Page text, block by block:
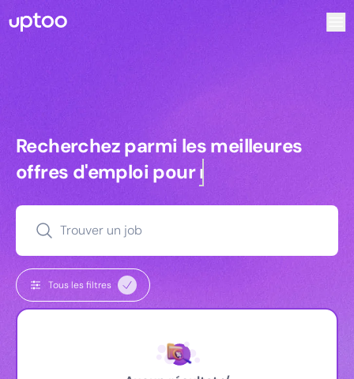
Recherchez parmi les meilleures
Recherchez parmi les meilleures
offres d'emploi pourmanagers
Trouver un job
Tous les filtres